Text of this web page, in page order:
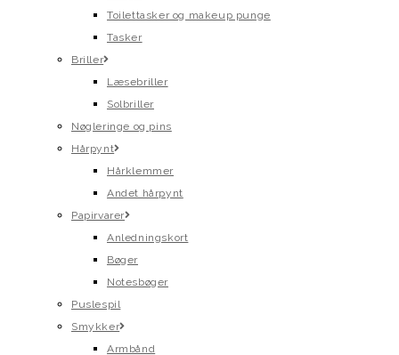
Toilettasker og makeup punge
Tasker
Briller
Læsebriller
Solbriller
Nøgleringe og pins
Hårpynt
Hårklemmer
Andet hårpynt
Papirvarer
Anledningskort
Bøger
Notesbøger
Puslespil
Smykker
Armbånd